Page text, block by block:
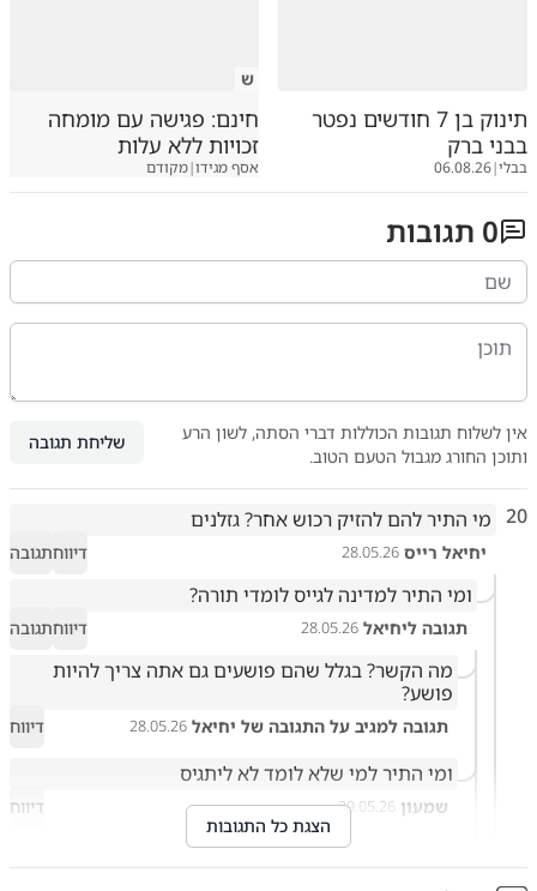
תינוק בן 7 חודשים נפטר
בבני ברק
בבלי|
06.08.26
ש
חינם: פגישה עם מומחה
זכויות ללא עלות
אסף מגידו|מקודם
0 תגובות
אין לשלוח תגובות הכוללות דברי הסתה, לשון הרע
ותוכן החורג מגבול הטעם הטוב.
שליחת תגובה
20 מי התיר להם להזיק רכוש אחר? גזלנים
יחיאל רייס 28.05.26 דיווחתגובה
ומי התיר למדינה לגייס לומדי תורה?
תגובה ליחיאל 28.05.26 דיווחתגובה
פושע?
תגובה למגיב על התגובה של יחיאל 28.05.26 דיווח
ומי התיר למי שלא לומד לא ליתגיס
שמעון 29.05.26 דיווח
לומדי תורה רק מתגייסים למען עצמם ולא תחת אש חיה
הצגת כל התגובות